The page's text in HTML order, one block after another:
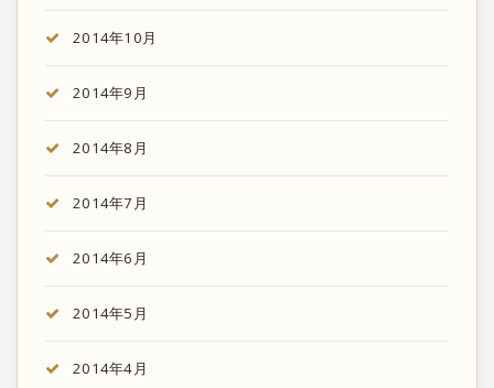
2014年10月
2014年9月
2014年8月
2014年7月
2014年6月
2014年5月
2014年4月